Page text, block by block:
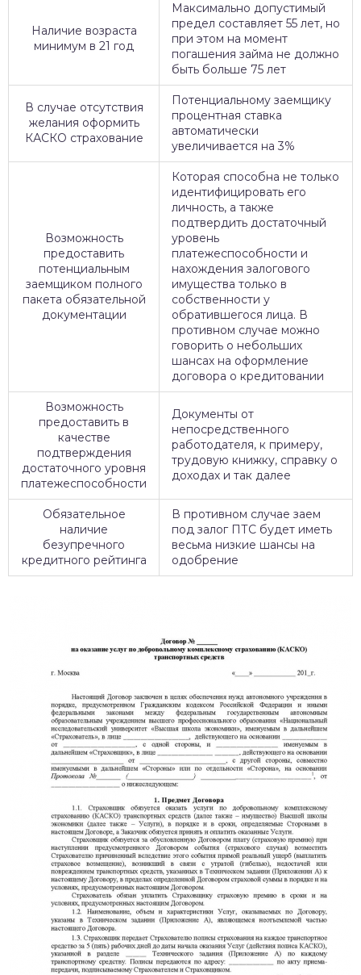
Наличие возраста
минимум в 21 год
Максимально допустимый
предел составляет 55 лет, но
при этом на момент
погашения займа не должно
быть больше 75 лет
В случае отсутствия
желания оформить
КАСКО страхование
Потенциальному заемщику
процентная ставка
автоматически
увеличивается на 3%
Возможность
предоставить
потенциальным
заемщиком полного
пакета обязательной
документации
Которая способна не только
идентифицировать его
личность, а также
подтвердить достаточный
уровень
платежеспособности и
нахождения залогового
имущества только в
собственности у
обратившегося лица. В
противном случае можно
говорить о небольших
шансах на оформление
договора о кредитовании
Возможность
предоставить в
качестве
подтверждения
достаточного уровня
платежеспособности
Документы от
непосредственного
работодателя, к примеру,
трудовую книжку, справку о
доходах и так далее
Обязательное
наличие
безупречного
кредитного рейтинга
В противном случае заем
под залог ПТС будет иметь
весьма низкие шансы на
одобрение